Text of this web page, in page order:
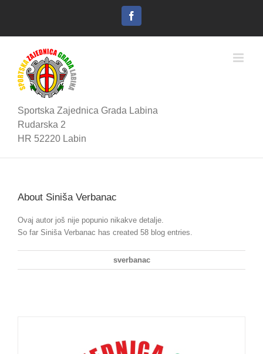
Facebook
Sportska Zajednica Grada Labina
Rudarska 2
HR 52220 Labin
About Siniša Verbanac
Ovaj autor još nije popunio nikakve detalje.
So far Siniša Verbanac has created 58 blog entries.
sverbanac